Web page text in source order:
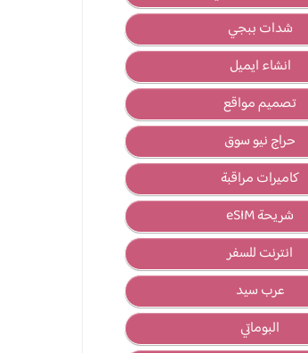
شدات ببجي
انشاء ايميل
تصميم مواقع
حراج نيو سوق
كاميرات مراقبة
شريحة eSIM
انترنت للسفر
عرب سيد
البوماتي